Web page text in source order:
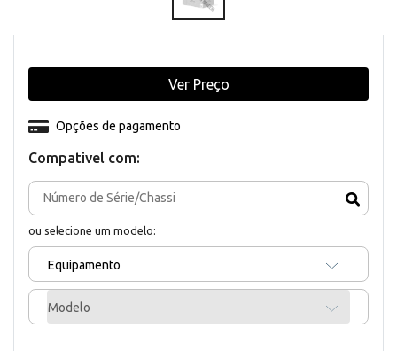
Compativel com:
ou selecione um modelo:
Equipamento
Modelo
Opções de pagamento
Ver Preço